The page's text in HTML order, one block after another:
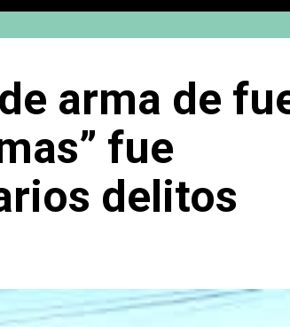
arma de
fue
delitos